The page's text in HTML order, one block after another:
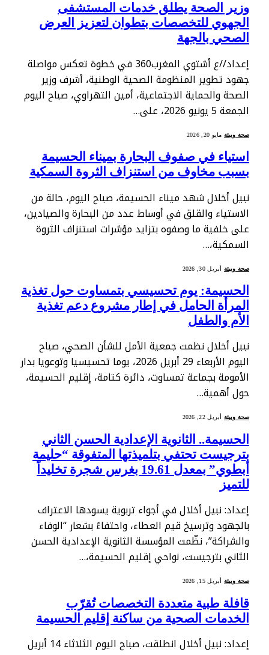
وزير الصحة يطلق خدمات المستشفى
الجهوي للتخصصات بتطوان لتعزيز العرض
الصحي بالجهة
إعداد//ع أشتوي المغرب360 في خطوة تعكس مواصلة
جهود تطوير المنظومة الصحية الوطنية، أشرف وزير
الصحة والحماية الاجتماعية، أمين التهراوي، صباح اليوم
الجمعة 5 يونيو 2026، على…
صحة وبيئة مايو 20, 2026
استياء في صفوف البحارة بميناء الحسيمة
بسبب مخاوف من استنزاف الثروة السمكية
نبيل أخلال شهد ميناء الحسيمة، صباح اليوم، حالة من
الاستياء والقلق في أوساط عدد من البحارة والصيادين،
على خلفية ما وصفوه بتزايد مؤشرات استنزاف الثروة
السمكية،…
صحة وبيئة أبريل 30, 2026
الحسيمة: يوم تحسيسي بتمساوت حول تغذية
المرأة الحامل في إطار مشروع دعم تغذية
الأم والطفل
نبيل أخلال نظمت جمعية الأمل للشأن الصحي، صباح
اليوم الأربعاء 29 أبريل 2026، يوما تحسيسيا وتوعويا بدار
الأمومة بجماعة تمساوت، دائرة كتامة، إقليم الحسيمة،
حول أهمية…
صحة وبيئة أبريل 22, 2026
الحسيمة.. الثانوية الإعدادية الحسن الثاني
بترجيست تحتفي بتلميذتها المتفوقة “حليمة
أبطوي” بمعدل 19.61 بغرس شجرة تخليداً
للتميز
إعداد: نبيل أخلال في أجواء تربوية يسودها الاعتراف
بالجهود وترسيخ قيم العطاء، واحتفاءً بشعار “الوفاء
والشراكة”، نظّمت المؤسسة الثانوية الإعدادية الحسن
الثاني بترجيست، نواحي إقليم الحسيمة،…
صحة وبيئة أبريل 15, 2026
قافلة طبية متعددة التخصصات تُقرّب
الخدمات الصحية من ساكنة إقليم الحسيمة
إعداد: نبيل أخلال انطلقت، صباح اليوم الثلاثاء 14 أبريل